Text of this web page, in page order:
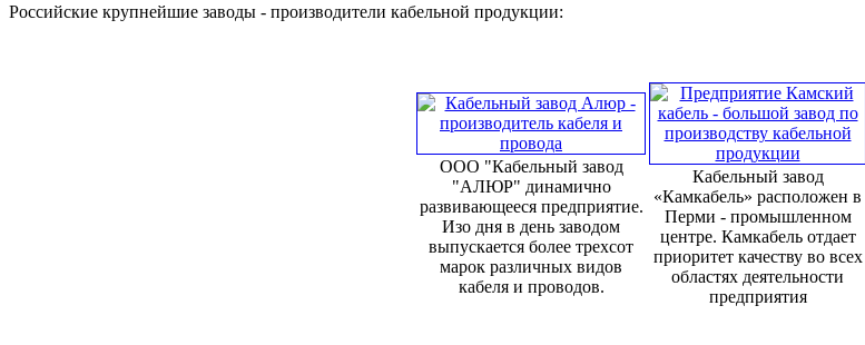
Российские крупнейшие заводы - производители кабельной продукции:
ООО "Кабельный завод
"АЛЮР" динамично
развивающееся предприятие.
Изо дня в день заводом
выпускается более трехсот
марок различных видов
кабеля и проводов.
Кабельный завод
«Камкабель» расположен в
Перми - промышленном
центре. Камкабель отдает
приоритет качеству во всех
областях деятельности
предприятия